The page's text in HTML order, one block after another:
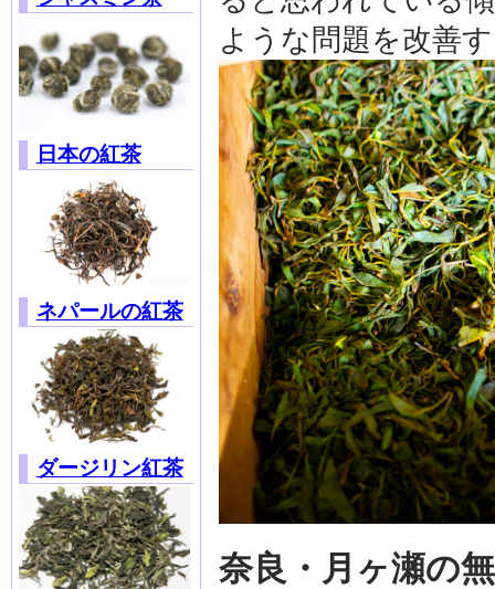
日本の紅茶
ネパールの紅茶
ダージリン紅茶
ような問題を改善
奈良・月ヶ瀬の